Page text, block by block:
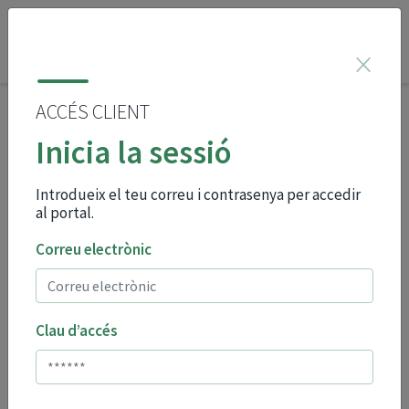
×
ACCÉS CLIENT
Inicia la sessió
Introdueix el teu correu i contrasenya per accedir
al portal.
Correu electrònic
Clau d’accés
Benvingudes i
benvinguts al portal de
serveis d'assegurances
per a les AMPA
associades a FAPMA
MENORCA
Aquest portal us permet una contractació pràctica i
senzilla de les vostres assegurances. Els productes